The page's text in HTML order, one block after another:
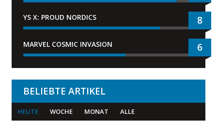
YS X: PROUD NORDICS 8
MARVEL COSMIC INVASION 6
BELIEBTE ARTIKEL
HEUTE WOCHE MONAT ALLE